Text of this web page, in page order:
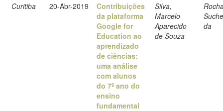
Curitiba 20-Abr-2019
Contribuições
da plataforma
Google for
Education ao
aprendizado
de ciências:
uma análise
com alunos
do 7º ano do
ensino
fundamental
Silva,
Marcelo
Aparecido
de Souza
da